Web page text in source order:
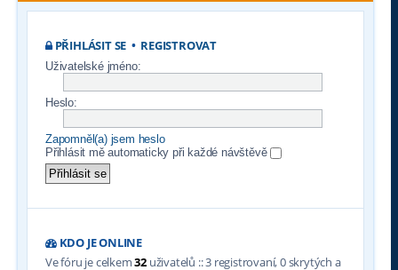
PŘIHLÁSIT SE • REGISTROVAT
Uživatelské jméno:
Heslo:
Zapomněl(a) jsem heslo
Přihlásit mě automaticky při každé návštěvě
KDO JE ONLINE
Ve fóru je celkem32 uživatelů :: 3 registrovaní, 0 skrytých a